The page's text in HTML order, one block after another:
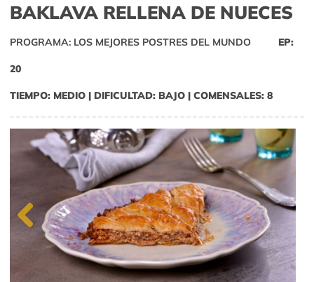
BAKLAVA RELLENA DE NUECES
PROGRAMA: LOS MEJORES POSTRES DEL MUNDO EP:
20
TIEMPO: MEDIO | DIFICULTAD: BAJO | COMENSALES: 8
Previous